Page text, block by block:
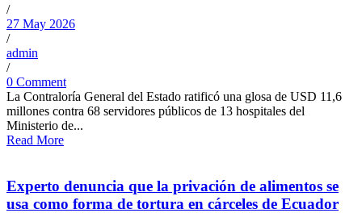
/
27 May 2026
/
admin
/
0 Comment
La Contraloría General del Estado ratificó una glosa de USD 11,6
millones contra 68 servidores públicos de 13 hospitales del
Ministerio de...
Read More
Experto denuncia que la privación de alimentos se
usa como forma de tortura en cárceles de Ecuador